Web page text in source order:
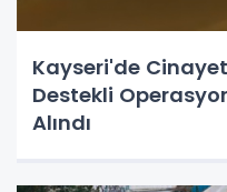
Kayseri'de
Destekli
Alındı